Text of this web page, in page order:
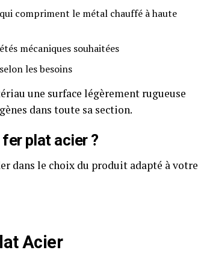
compriment le métal chauffé à haute
mécaniques souhaitées
les besoins
une surface légèrement rugueuse
dans toute sa section.
plat acier ?
dans le choix du produit adapté à votre
Acier